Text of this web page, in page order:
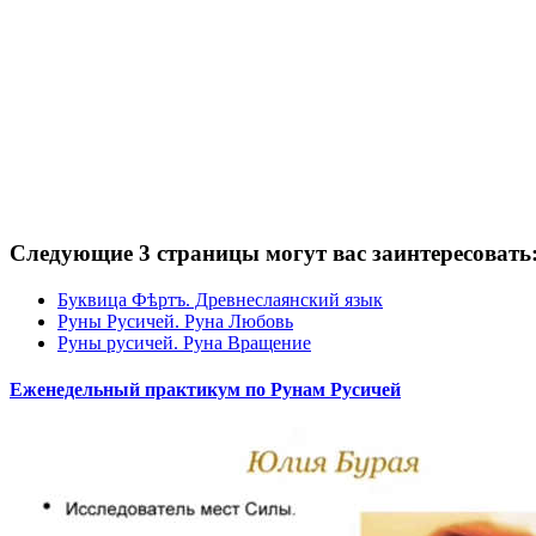
Следующие 3 страницы могут вас
Буквица Фѣртъ. Древнеслаянский язык
Руны Русичей. Руна Любовь
Руны русичей. Руна Вращение
Еженедельный практикум по Рунам Русичей